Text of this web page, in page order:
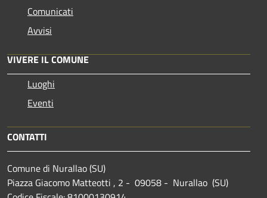
Comunicati
Avvisi
VIVERE IL COMUNE
Luoghi
Eventi
CONTATTI
Comune di Nurallao (SU)
Piazza Giacomo Matteotti , 2 - 09058 - Nurallao (SU)